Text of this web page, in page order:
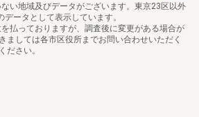
い地域及びデータがございます。東京23区以外
ータとして表示しています。
払っておりますが、調査後に変更がある場合が
ましては各市区役所までお問い合わせいただく
ださい。